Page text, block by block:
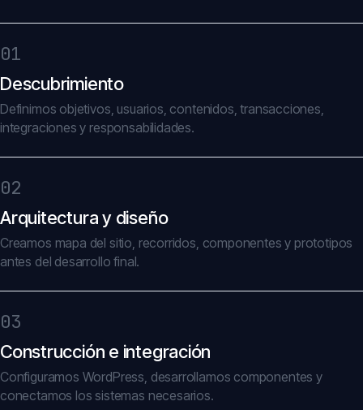
01
Descubrimiento
Definimos objetivos, usuarios, contenidos, transacciones,
integraciones y responsabilidades.
02
Arquitectura y diseño
Creamos mapa del sitio, recorridos, componentes y prototipos
antes del desarrollo final.
03
Construcción e integración
Configuramos WordPress, desarrollamos componentes y
conectamos los sistemas necesarios.